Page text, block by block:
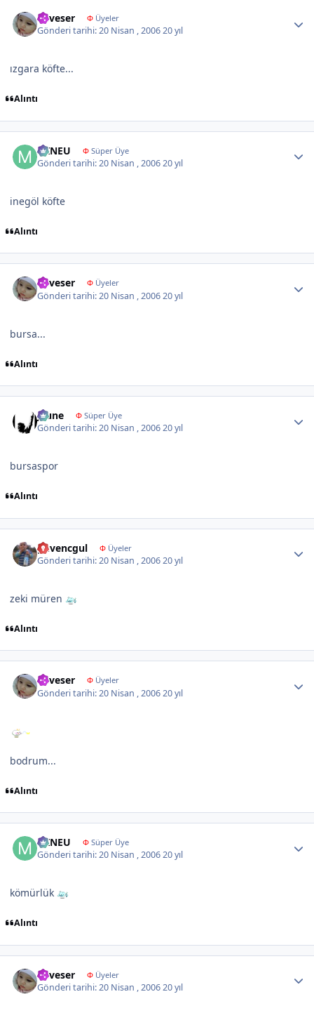
neveser ΦÜyeler
Gönderi tarihi:20 Nisan , 200620 yıl
ızgara köfte...
Alıntı
MINEU ΦSüper Üye
Gönderi tarihi:20 Nisan , 200620 yıl
inegöl köfte
Alıntı
neveser ΦÜyeler
Gönderi tarihi:20 Nisan , 200620 yıl
bursa...
Alıntı
jeune ΦSüper Üye
Gönderi tarihi:20 Nisan , 200620 yıl
bursaspor
Alıntı
guvencgul ΦÜyeler
Gönderi tarihi:20 Nisan , 200620 yıl
zeki müren
Alıntı
neveser ΦÜyeler
Gönderi tarihi:20 Nisan , 200620 yıl
bodrum...
Alıntı
MINEU ΦSüper Üye
Gönderi tarihi:20 Nisan , 200620 yıl
kömürlük
Alıntı
neveser ΦÜyeler
Gönderi tarihi:20 Nisan , 200620 yıl